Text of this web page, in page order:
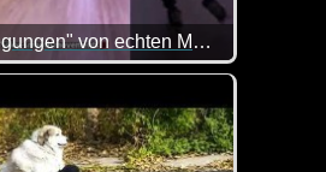
"Glatte Bewegungen" von echten Menschen abgezogen